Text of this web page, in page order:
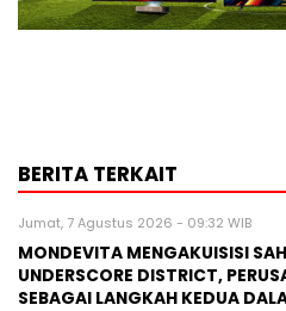
BERITA TERKAIT
Jumat, 7 Agustus 2026 - 09:32 WIB
MONDEVITA MENGAKUISISI
UNDERSCORE DISTRICT,
SEBAGAI LANGKAH KEDUA